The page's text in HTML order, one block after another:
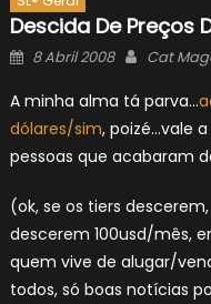
Descida De Preços
Posted
8 Abril 2008 Author
Cat
A minha alma tá parva…
dólares/sim, poizé…vale
pessoas que acabaram
(ok, se os tiers
descerem 100usd/mês,
quem vive de alugar/
todos, só boas notícias